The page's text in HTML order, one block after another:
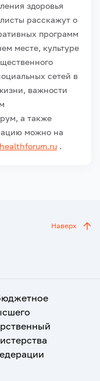
здоровья
расскажут о
программ
месте, культуре
сетей в
важности
а также
можно на
.
Наверх